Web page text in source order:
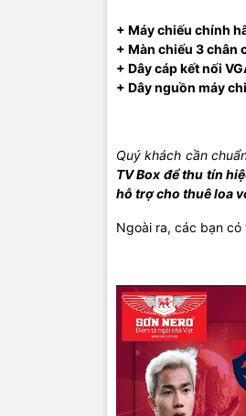
+ Máy chiếu chính
+ Màn chiếu 3 chân
+ Dây cáp kết nối
+ Dây nguồn máy
Quý khách cần
TV Box để thu tín
hỗ trợ cho thuê loa
Ngoài ra, các bạn